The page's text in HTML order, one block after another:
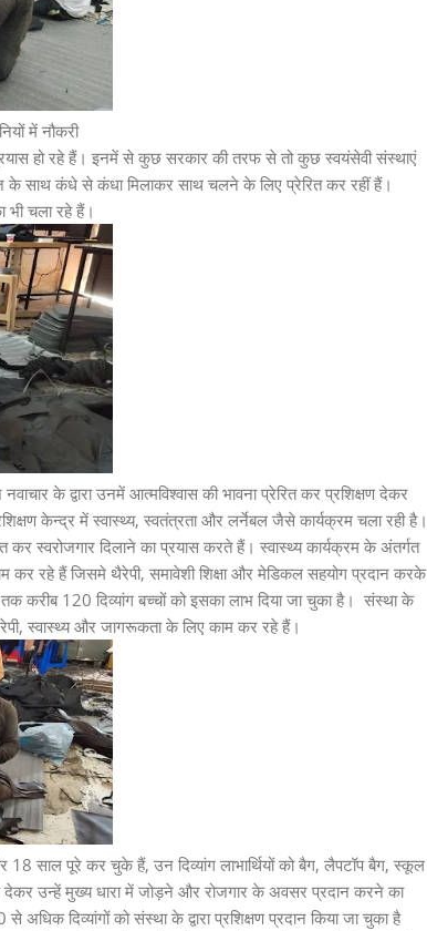
में नौकरी
हो रहे हैं। इनमें से कुछ सरकार की तरफ से तो कुछ स्वयंसेवी संस्थाएं
साथ कंधे से कंधा मिलाकर साथ चलने के लिए प्रेरित कर रहीं हैं।
भी चला रहे हैं।
के द्वारा उनमें आत्मविश्वास की भावना प्रेरित कर प्रशिक्षण देकर
केन्द्र में स्वास्थ्य, स्वतंत्रता और लर्नेबल जैसे कार्यक्रम चला रही है।
कर स्वरोजगार दिलाने का प्रयास करते हैं। स्वास्थ्य कार्यक्रम के अंतर्गत
कर रहे हैं जिसमे थैरेपी, समावेशी शिक्षा और मेडिकल सहयोग प्रदान करके
करीब 120 दिव्यांग बच्चों को इसका लाभ दिया जा चुका है। संस्था के
स्वास्थ्य और जागरूकता के लिए काम कर रहे हैं।
18 साल पूरे कर चुके हैं, उन दिव्यांग लाभार्थियों को बैग, लैपटॉप बैग, स्कूल
उन्हें मुख्य धारा में जोड़ने और रोजगार के अवसर प्रदान करने का
दिव्यांगों को संस्था के द्वारा प्रशिक्षण प्रदान किया जा चुका है